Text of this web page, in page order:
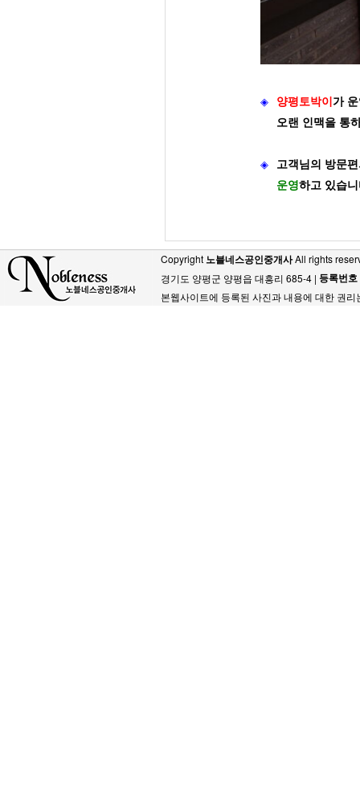
◈ 양평토박이 가
오랜 인맥을 통
◈
고객님의 방문
운영하고 있습
Copyright 노블네스공인중개사All rights
경기도 양평군 양평읍 대흥리 685-4 | 등록번호
본웹사이트에 등록된 사진과 내용에 대한 권